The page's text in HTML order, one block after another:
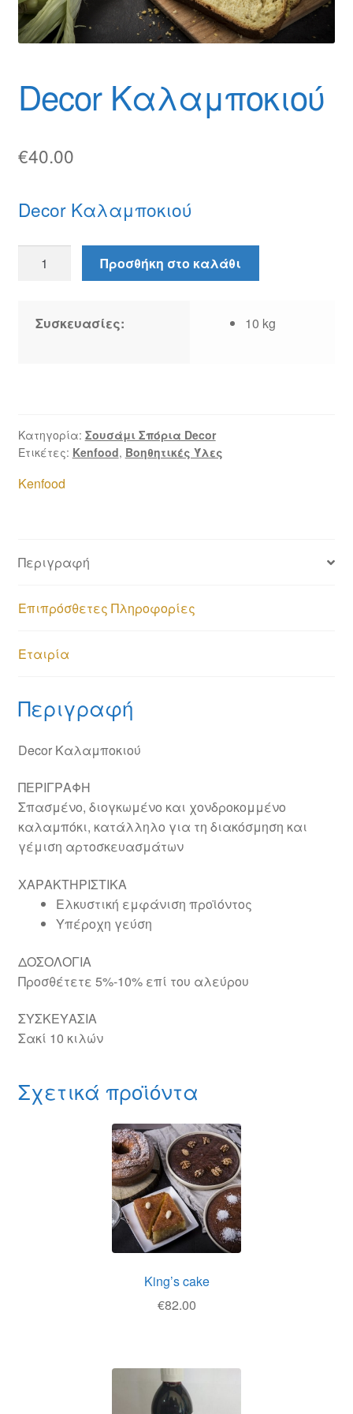
Καλάθι
Καταστήματα
Όροι χρήσης
Πολιτική Απορρήτου
Πολιτική Επιστροφών
Τρόποι Πληρωμής
Decor Καλαμποκιού
€40.00
Decor Καλαμποκιού
Καλαμποκιού
Προσθήκη στο καλάθι
Συσκευασίες: 10 kg
Κατηγορία: Σουσάμι Σπόρια Decor
Ετικέτες: Kenfood, Βοηθητικές Ύλες
Kenfood
Περιγραφή
Επιπρόσθετες Πληροφορίες
Εταιρία
Περιγραφή
Decor Καλαμποκιού
ΠΕΡΙΓΡΑΦΗ
Σπασμένο, διογκωμένο και χονδροκομμένο
καλαμπόκι, κατάλληλο για τη διακόσμηση και
γέμιση αρτοσκευασμάτων
ΧΑΡΑΚΤΗΡΙΣΤΙΚΑ
Ελκυστική εμφάνιση προϊόντος
Υπέροχη γεύση
ΔΟΣΟΛΟΓΙΑ
Προσθέτετε 5%-10% επί του αλεύρου
ΣΥΣΚΕΥΑΣΙΑ
Σακί 10 κιλών
Σχετικά προϊόντα
King’s cake
€82.00